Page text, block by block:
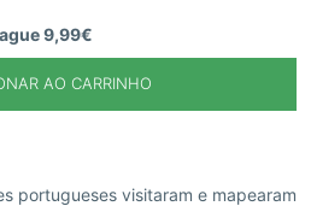
9,99€
AO CARRINHO
portugueses visitaram e mapearam